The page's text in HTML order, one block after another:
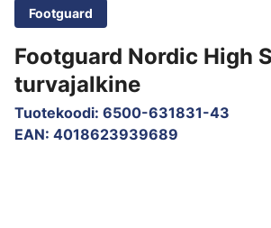
Footguard
Footguard Nordic High
turvajalkine
Tuotekoodi: 6500-631831-43
EAN: 4018623939689